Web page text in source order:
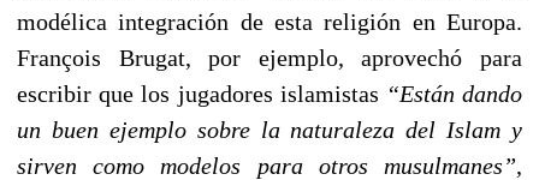
modélica integración de esta religión en Europa.
François Brugat, por ejemplo, aprovechó para
escribir que los jugadores islamistas “Están dando
un buen ejemplo sobre la naturaleza del Islam y
sirven como modelos para otros musulmanes”,